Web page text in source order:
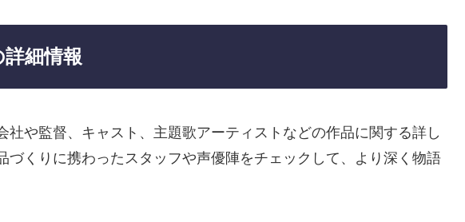
細情報
社や監督、キャスト、主題歌アーティストなどの作品に関する詳し
づくりに携わったスタッフや声優陣をチェックして、より深く物語